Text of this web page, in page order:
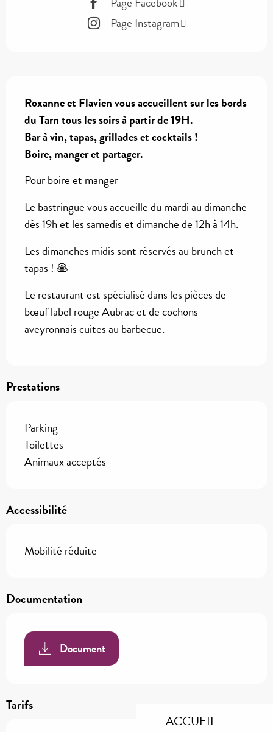
ACCUEIL
Page Instagram
Roxanne et Flavien vous accueillent sur les bords
du Tarn tous les soirs à partir de 19H.
Bar à vin, tapas, grillades et cocktails !
Boire, manger et partager.
Pour boire et manger
Le bastringue vous accueille du mardi au dimanche
dès 19h et les samedis et dimanche de 12h à 14h.
Les dimanches midis sont réservés au brunch et
tapas ! 🥞
Le restaurant est spécialisé dans les pièces de
bœuf label rouge Aubrac et de cochons
aveyronnais cuites au barbecue.
Prestations
Parking
Toilettes
Animaux acceptés
Accessibilité
Mobilité réduite
Documentation
Document
Tarifs